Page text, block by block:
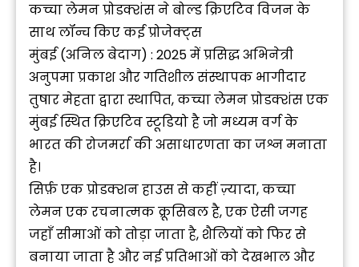
कच्चा लेमन प्रोडक्शंस ने बोल्ड क्रिएटिव विजन के
साथ लॉन्च किए कई प्रोजेक्ट्स
मुंबई (अनिल बेदाग) : 2025 में प्रसिद्ध अभिनेत्री
अनुपमा प्रकाश और गतिशील संस्थापक भागीदार
तुषार मेहता द्वारा स्थापित, कच्चा लेमन प्रोडक्शंस एक
मुंबई स्थित क्रिएटिव स्टूडियो है जो मध्यम वर्ग के
भारत की रोजमर्रा की असाधारणता का जश्न मनाता
है।
सिर्फ़ एक प्रोडक्शन हाउस से कहीं ज़्यादा, कच्चा
लेमन एक रचनात्मक क्रूसिबल है, एक ऐसी जगह
जहाँ सीमाओं को तोड़ा जाता है, शैलियों को फिर से
बनाया जाता है और नई प्रतिभाओं को देखभाल और